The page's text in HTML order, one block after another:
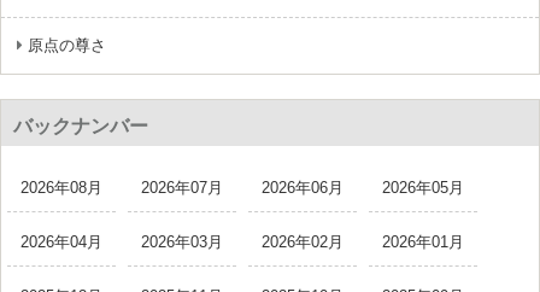
原点の尊さ
バックナンバー
2026年08月 2026年07月 2026年06月 2026年05月
2026年04月 2026年03月 2026年02月 2026年01月